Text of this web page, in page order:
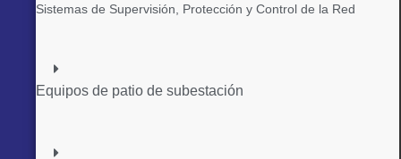
Sistemas de Supervisión, Protección y Control de la Red
Equipos de patio de subestación